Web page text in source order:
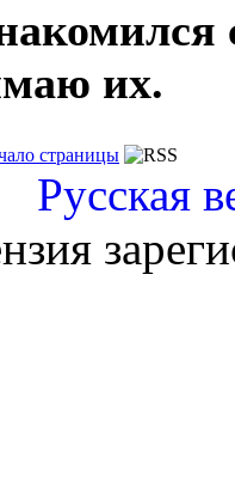
их.
Русская